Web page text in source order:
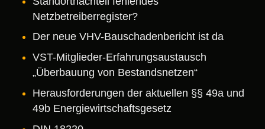
Netzbetreiberregister?
Der neue VHV-Bauschadenbericht ist da
VST-Mitglieder-Erfahrungsaustausch
„Überbauung von Bestandsnetzen“
Herausforderungen der aktuellen §§ 49a und
49b Energiewirtschaftsgesetz